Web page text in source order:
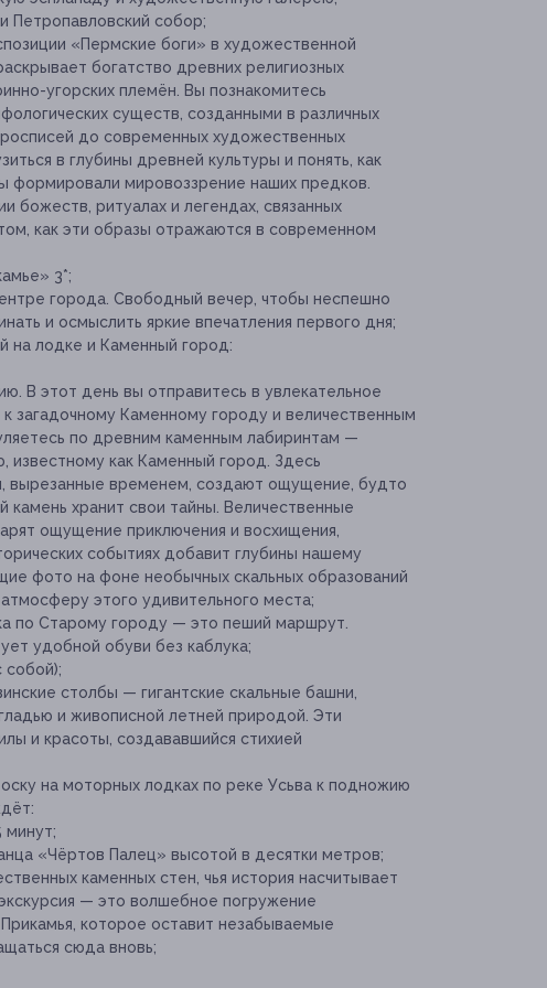
Петропавловский собор;
«Пермские боги» в художественной
богатство древних религиозных
угорских племён. Вы познакомитесь
существ, созданными в различных
до современных художественных
в глубины древней культуры и понять, как
формировали мировоззрение наших предков.
божеств, ритуалах и легендах, связанных
как эти образы отражаются в современном
3*;
города. Свободный вечер, чтобы неспешно
и осмыслить яркие впечатления первого дня;
на лодке и Каменный город:
В этот день вы отправитесь в увлекательное
загадочному Каменному городу и величественным
по древним каменным лабиринтам —
известному как Каменный город. Здесь
вырезанные временем, создают ощущение, будто
камень хранит свои тайны. Величественные
ощущение приключения и восхищения,
событиях добавит глубины нашему
фото на фоне необычных скальных образований
этого удивительного места;
по Старому городу — это пеший маршрут.
удобной обуви без каблука;
собой);
столбы — гигантские скальные башни,
и живописной летней природой. Эти
и красоты, создававшийся стихией
на моторных лодках по реке Усьва к подножию
минут;
«Чёртов Палец» высотой в десятки метров;
каменных стен, чья история насчитывает
— это волшебное погружение
которое оставит незабываемые
сюда вновь;